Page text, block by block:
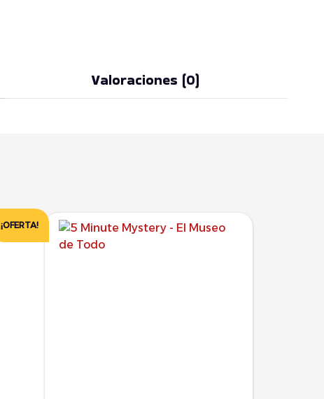
Valoraciones (0)
¡OFERTA!